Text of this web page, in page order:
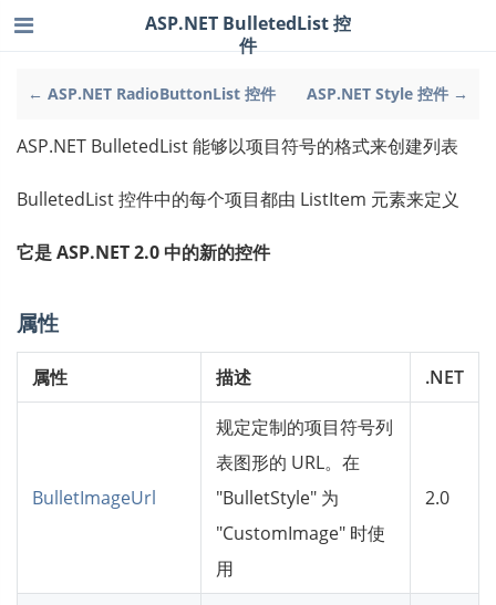
← ASP.NET RadioButtonList 控件 ASP.NET Style 控件 →
ASP.NET BulletedList 控
件
ASP.NET BulletedList 能够以项目符号的格式来创建列表
BulletedList 控件中的每个项目都由 ListItem 元素来定义
它是 ASP.NET 2.0 中的新的控件
属性
属性 描述 .NET
BulletImageUrl
规定定制的项目符号列
表图形的 URL。在
"BulletStyle" 为
"CustomImage" 时使
用
2.0